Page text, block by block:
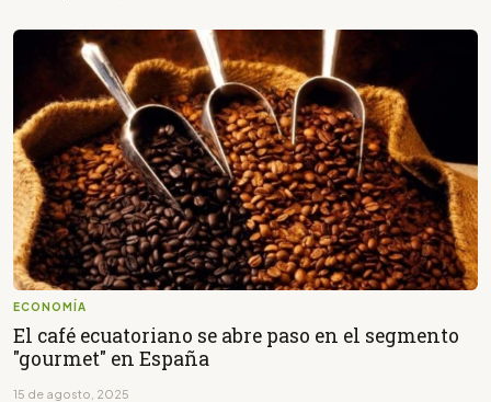
ECONOMÍA
El café ecuatoriano se abre paso en el segmento
"gourmet" en España
15 de agosto, 2025